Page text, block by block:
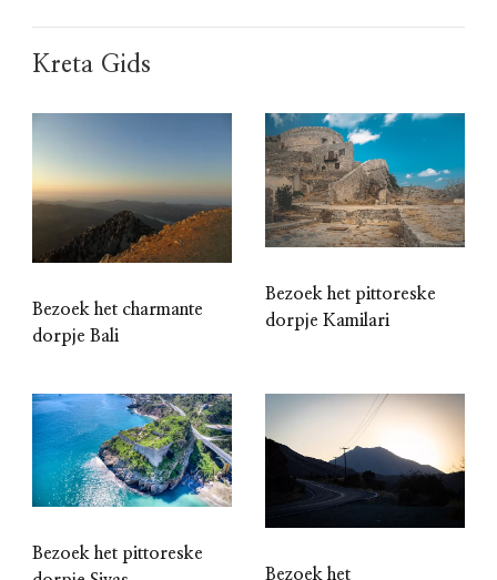
Kreta Gids
Bezoek het charmante
dorpje Bali
Bezoek het pittoreske
dorpje Kamilari
Bezoek het pittoreske
Bezoek het